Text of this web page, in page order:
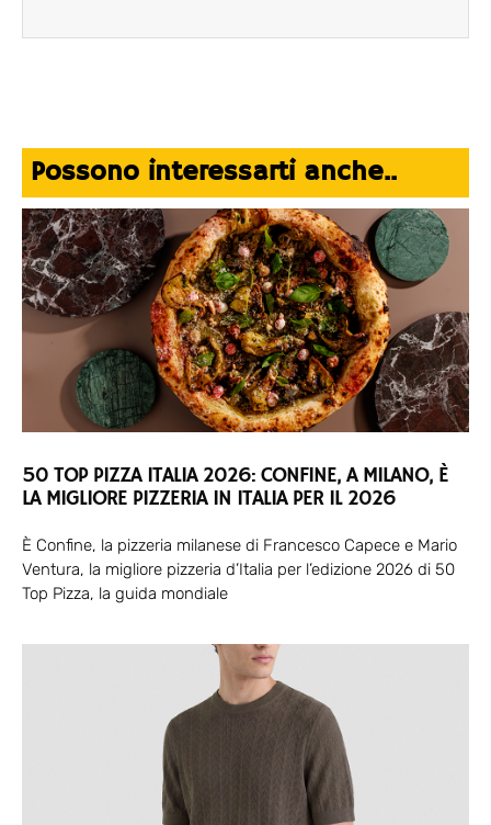
Possono interessarti anche..
50 TOP PIZZA ITALIA 2026: CONFINE, A MILANO, È
LA MIGLIORE PIZZERIA IN ITALIA PER IL 2026
È Confine, la pizzeria milanese di Francesco Capece e Mario
Ventura, la migliore pizzeria d’Italia per l’edizione 2026 di 50
Top Pizza, la guida mondiale